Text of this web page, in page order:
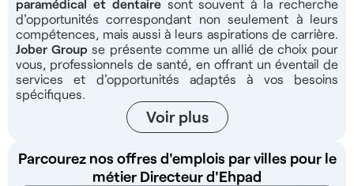
paramédical et dentairesont souvent à la recherche
d'opportunités correspondant non seulement à leurs
compétences, mais aussi à leurs aspirations de carrière.
Jober Group se présente comme un allié de choix pour
vous, professionnels de santé, en offrant un éventail de
services et d'opportunités adaptés à vos besoins
spécifiques.
Voir plus
Parcourez nos offres d'emplois par villes pour le
métier Directeur d'Ehpad